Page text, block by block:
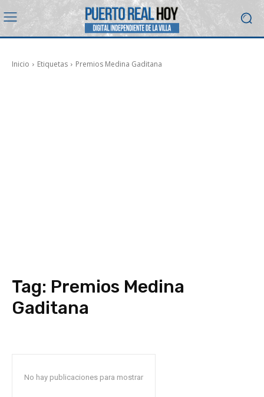
Inicio Etiquetas Premios Medina Gaditana
Tag: Premios Medina
Gaditana
No hay publicaciones para mostrar